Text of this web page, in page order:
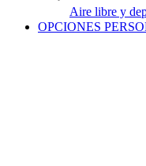
Aire libre y
OPCIONES